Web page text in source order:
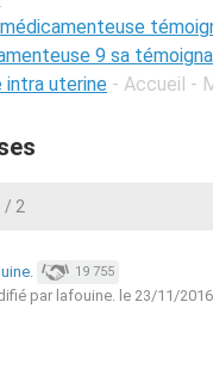
9 sa
intra uterine - Accueil -
/ 2
19 755
par lafouine. le 23/11/